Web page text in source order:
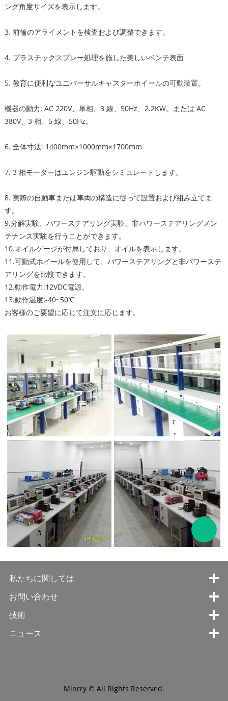
ング角度サイズを表示します。
3. 前輪のアライメントを検査および調整できます。
4. プラスチックスプレー処理を施した美しいベンチ表面
5. 教育に便利なユニバーサルキャスターホイールの可動装置。
機器の動力: AC 220V、単相、3 線、50Hz、2.2KW。または AC
380V、3 相、5 線、50Hz。
6. 全体寸法: 1400mm×1000mm×1700mm
7. 3 相モーターはエンジン駆動をシミュレートします。
8. 実際の自動車または車両の構造に従って設置および組み立てま
す。
9.分解実験、パワーステアリング実験、非パワーステアリングメン
テナンス実験を行うことができます。
10.オイルゲージが付属しており、オイルを表示します。
11.可動式ホイールを使用して、パワーステアリングと非パワーステ
アリングを比較できます。
12.動作電力:12VDC電源。
13.動作温度:-40~50℃
お客様のご要望に応じて注文に応じます。
私たちに関しては
お問い合わせ
技術
ニュース
Minrry © All Rights Reserved.